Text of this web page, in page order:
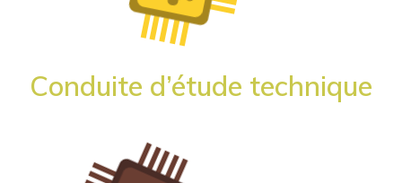
Conduite d’étude technique